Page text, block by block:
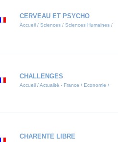
CERVEAU ET PSYCHO
Accueil / Sciences / Sciences Humaines /
CHALLENGES
Accueil / Actualité - France / Economie /
CHARENTE LIBRE